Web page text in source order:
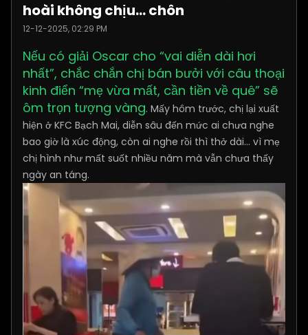
hoài không chịu… chôn
12-12-2025, 02:29 PM
Nếu có giải Oscar cho “vai diễn dài hơi
nhất”, chắc chắn chị bán bưởi với câu thoại
kinh điển “mẹ vừa mất, cần tiền về quê” sẽ
ôm trọn tượng vàng. Mấy hôm trước, chị lại xuất
hiện ở KFC Bạch Mai, diễn sâu đến mức ai chưa nghe
bao giờ là xúc động, còn ai nghe rồi thì thở dài… vì mẹ
chị hình như mất suốt nhiều năm mà vẫn chưa thấy
ngày an táng.